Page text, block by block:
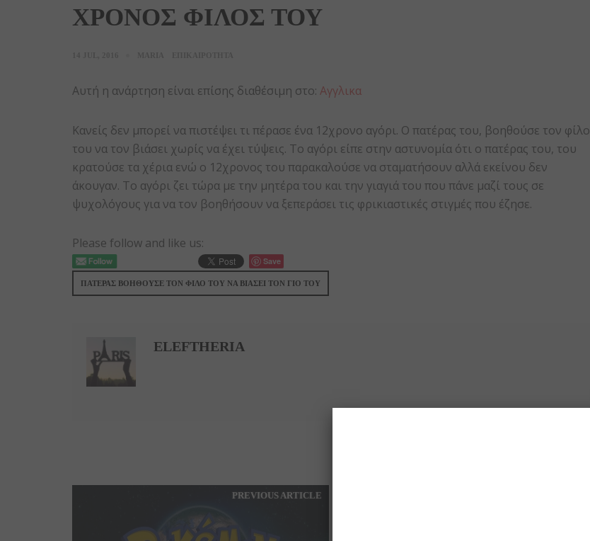
ΧΡΟΝΟΣ ΦΙΛΟΣ ΤΟΥ
Αυτή η ανάρτηση είναι επίσης διαθέσιμη στο: Αγγλικα
Κανείς δεν μπορεί να πιστέψει τι πέρασε ένα 12χρονο αγόρι. Ο πατέρας του, βοηθούσε τον φίλο
του να τον βιάσει χωρίς να έχει τύψεις. Το αγόρι είπε στην αστυνομία ότι ο πατέρας του, του
κρατούσε τα χέρια ενώ ο 12χρονος του παρακαλούσε να σταματήσουν αλλά εκείνου δεν
άκουγαν. Το αγόρι ζει τώρα με την μητέρα του και την γιαγιά του που πάνε μαζί τους σε
ψυχολόγους για να τον βοηθήσουν να ξεπεράσει τις φρικιαστικές στιγμές που έζησε.
Please follow and like us:
Save
ΠΑΤΈΡΑΣ ΒΟΗΘΟΎΣΕ ΤΟΝ ΦΊΛΟ ΤΟΥ ΝΑ ΒΙΆΣΕΙ ΤΟΝ ΓΙΟ ΤΟΥ
ELEFTHERIA
PREVIOUS ARTICLE